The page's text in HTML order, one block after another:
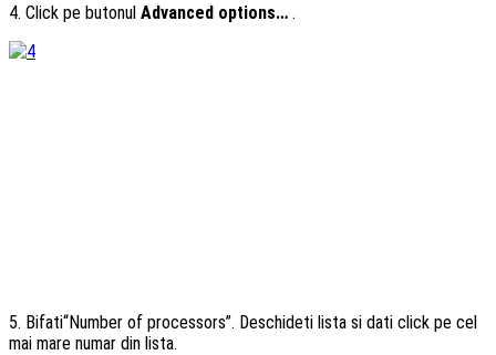
4. Click pe butonul Advanced options… .
5. Bifati“Number of processors”. Deschideti lista si dati click pe cel
mai mare numar din lista.